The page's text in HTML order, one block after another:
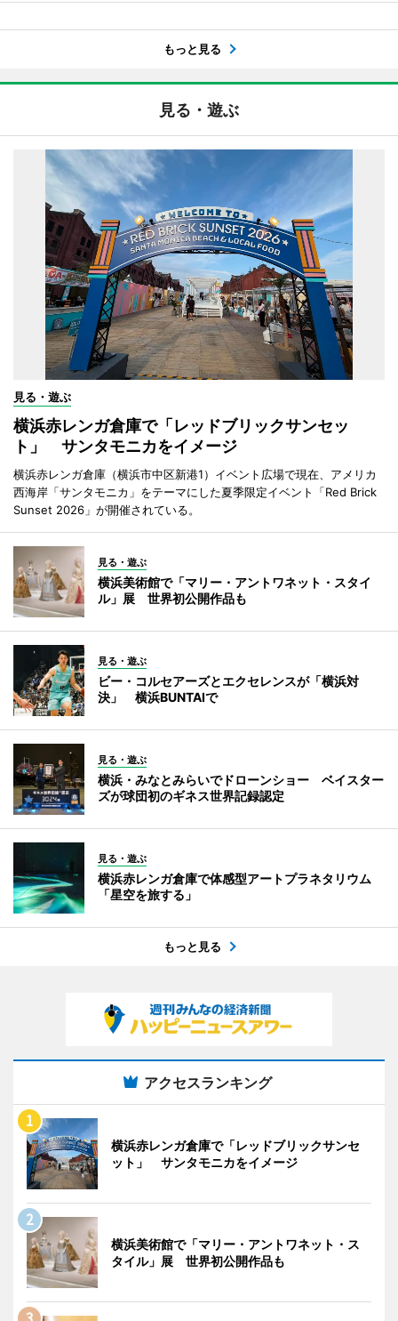
もっと見る
見る・遊ぶ
見る・遊ぶ
横浜赤レンガ倉庫で「レッドブリックサンセッ
ト」 サンタモニカをイメージ
横浜赤レンガ倉庫（横浜市中区新港1）イベント広場で現在、アメリカ
西海岸「サンタモニカ」をテーマにした夏季限定イベント「Red Brick
Sunset 2026」が開催されている。
見る・遊ぶ
横浜美術館で「マリー・アントワネット・スタイ
ル」展 世界初公開作品も
見る・遊ぶ
ビー・コルセアーズとエクセレンスが「横浜対
決」 横浜BUNTAIで
見る・遊ぶ
横浜・みなとみらいでドローンショー ベイスター
ズが球団初のギネス世界記録認定
見る・遊ぶ
横浜赤レンガ倉庫で体感型アートプラネタリウム
「星空を旅する」
もっと見る
アクセスランキング
横浜赤レンガ倉庫で「レッドブリックサンセ
ット」 サンタモニカをイメージ
横浜美術館で「マリー・アントワネット・ス
タイル」展 世界初公開作品も